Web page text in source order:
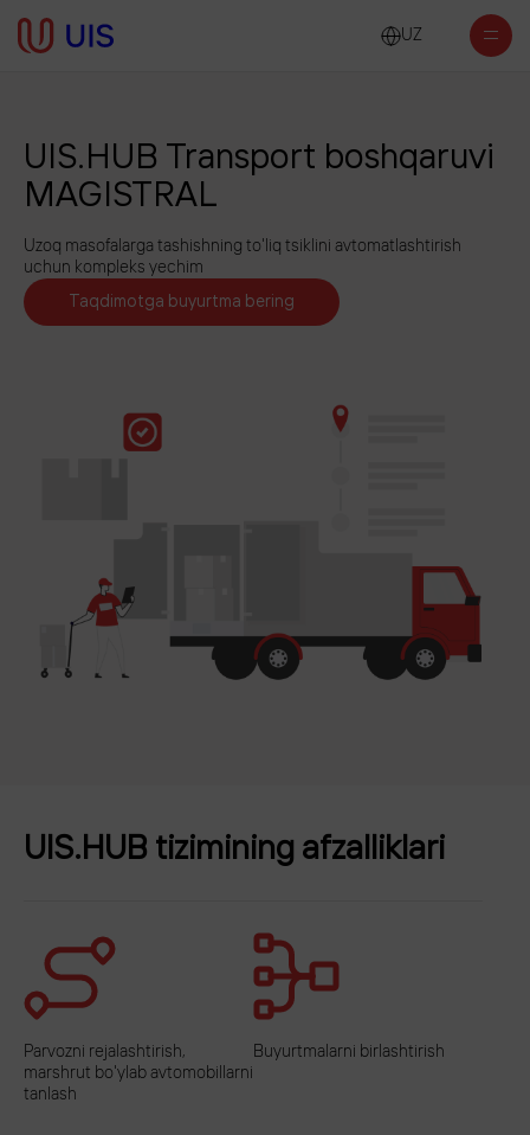
UZ
UIS.HUB Transport boshqaruvi
MAGISTRAL
Uzoq masofalarga tashishning to'liq tsiklini avtomatlashtirish
uchun kompleks yechim
Taqdimotga buyurtma bering
UIS.HUB tizimining afzalliklari
Parvozni rejalashtirish,
marshrut bo'ylab avtomobillarni
tanlash
Buyurtmalarni birlashtirish